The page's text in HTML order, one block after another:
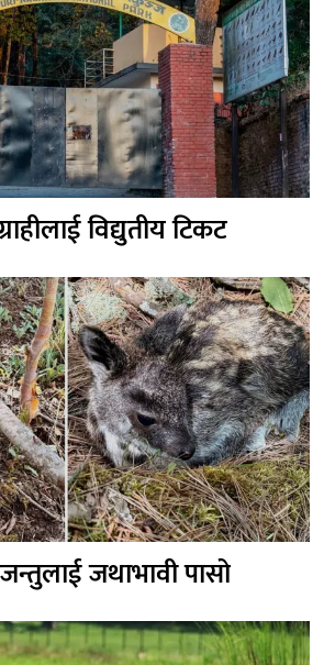
विद्युतीय टिकट
जथाभावी पासो